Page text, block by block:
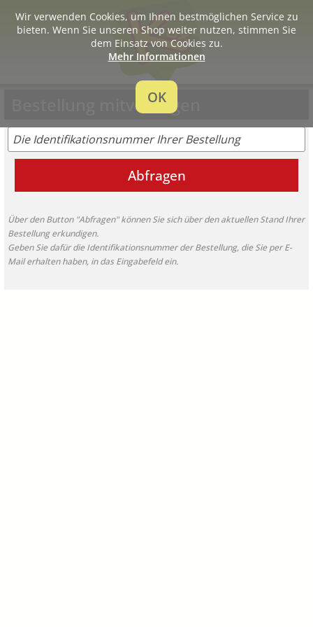
Bestellung mitverfolgen
Abfragen
Über den Button "Abfragen" können Sie sich über den aktuellen Stand Ihrer
Bestellung erkundigen.
Geben Sie dafür die Identifikationsnummer der Bestellung, die Sie per E-
Mail erhalten haben, in das Eingabefeld ein.
Wir verwenden Cookies, um Ihnen bestmöglichen Service zu
bieten. Wenn Sie unseren Shop weiter nutzen, stimmen Sie
dem Einsatz von Cookies zu.
Mehr Informationen
OK